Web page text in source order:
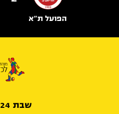
הפועל ת"א
שבת 24 ינואר